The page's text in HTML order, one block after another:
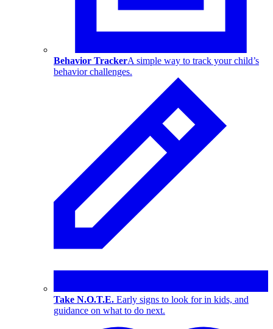
Behavior TrackerA simple way to track your child’s
behavior challenges.
Take N.O.T.E. Early signs to look for in kids, and
guidance on what to do next.